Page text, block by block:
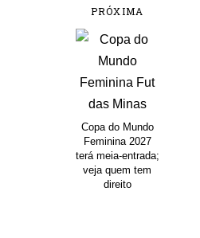
PRÓXIMA
Copa do Mundo
Feminina 2027
terá meia-entrada;
veja quem tem
direito